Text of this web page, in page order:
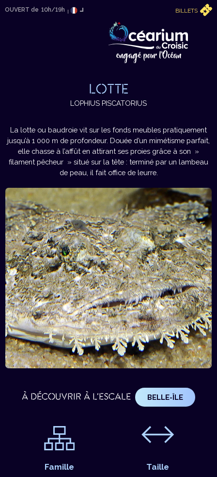
BILLETS
OUVERT de 10h/19h
LOTTE
LOPHIUS PISCATORIUS
La lotte ou baudroie vit sur les fonds meubles pratiquement
jusqu’à 1 000 m de profondeur. Douée d’un mimétisme parfait,
elle chasse à l’affût en attirant ses proies grâce à son »
filament pêcheur » situé sur la tête : terminé par un lambeau
de peau, il fait office de leurre.
À DÉCOUVRIR À L'ESCALE BELLE-ÎLE
Famille Taille